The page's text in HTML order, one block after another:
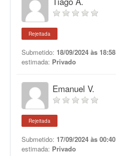
Rejeitada
Submetido: 18/09/2024 às 18:58
estimada: Privado
Emanuel V.
Rejeitada
Submetido: 17/09/2024 às 00:40
estimada: Privado